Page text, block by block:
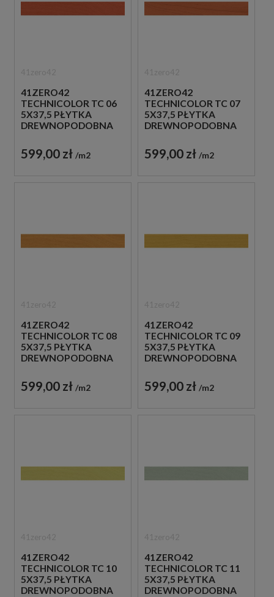
41ZERO42
TECHNICOLOR TC 06
5X37,5 PŁYTKA
DREWNOPODOBNA
599,00 zł m2
41ZERO42
TECHNICOLOR TC 07
5X37,5 PŁYTKA
DREWNOPODOBNA
599,00 zł m2
41ZERO42
TECHNICOLOR TC 08
5X37,5 PŁYTKA
DREWNOPODOBNA
599,00 zł m2
41ZERO42
TECHNICOLOR TC 09
5X37,5 PŁYTKA
DREWNOPODOBNA
599,00 zł m2
41ZERO42
TECHNICOLOR TC 10
5X37,5 PŁYTKA
DREWNOPODOBNA
41ZERO42
TECHNICOLOR TC 11
5X37,5 PŁYTKA
DREWNOPODOBNA